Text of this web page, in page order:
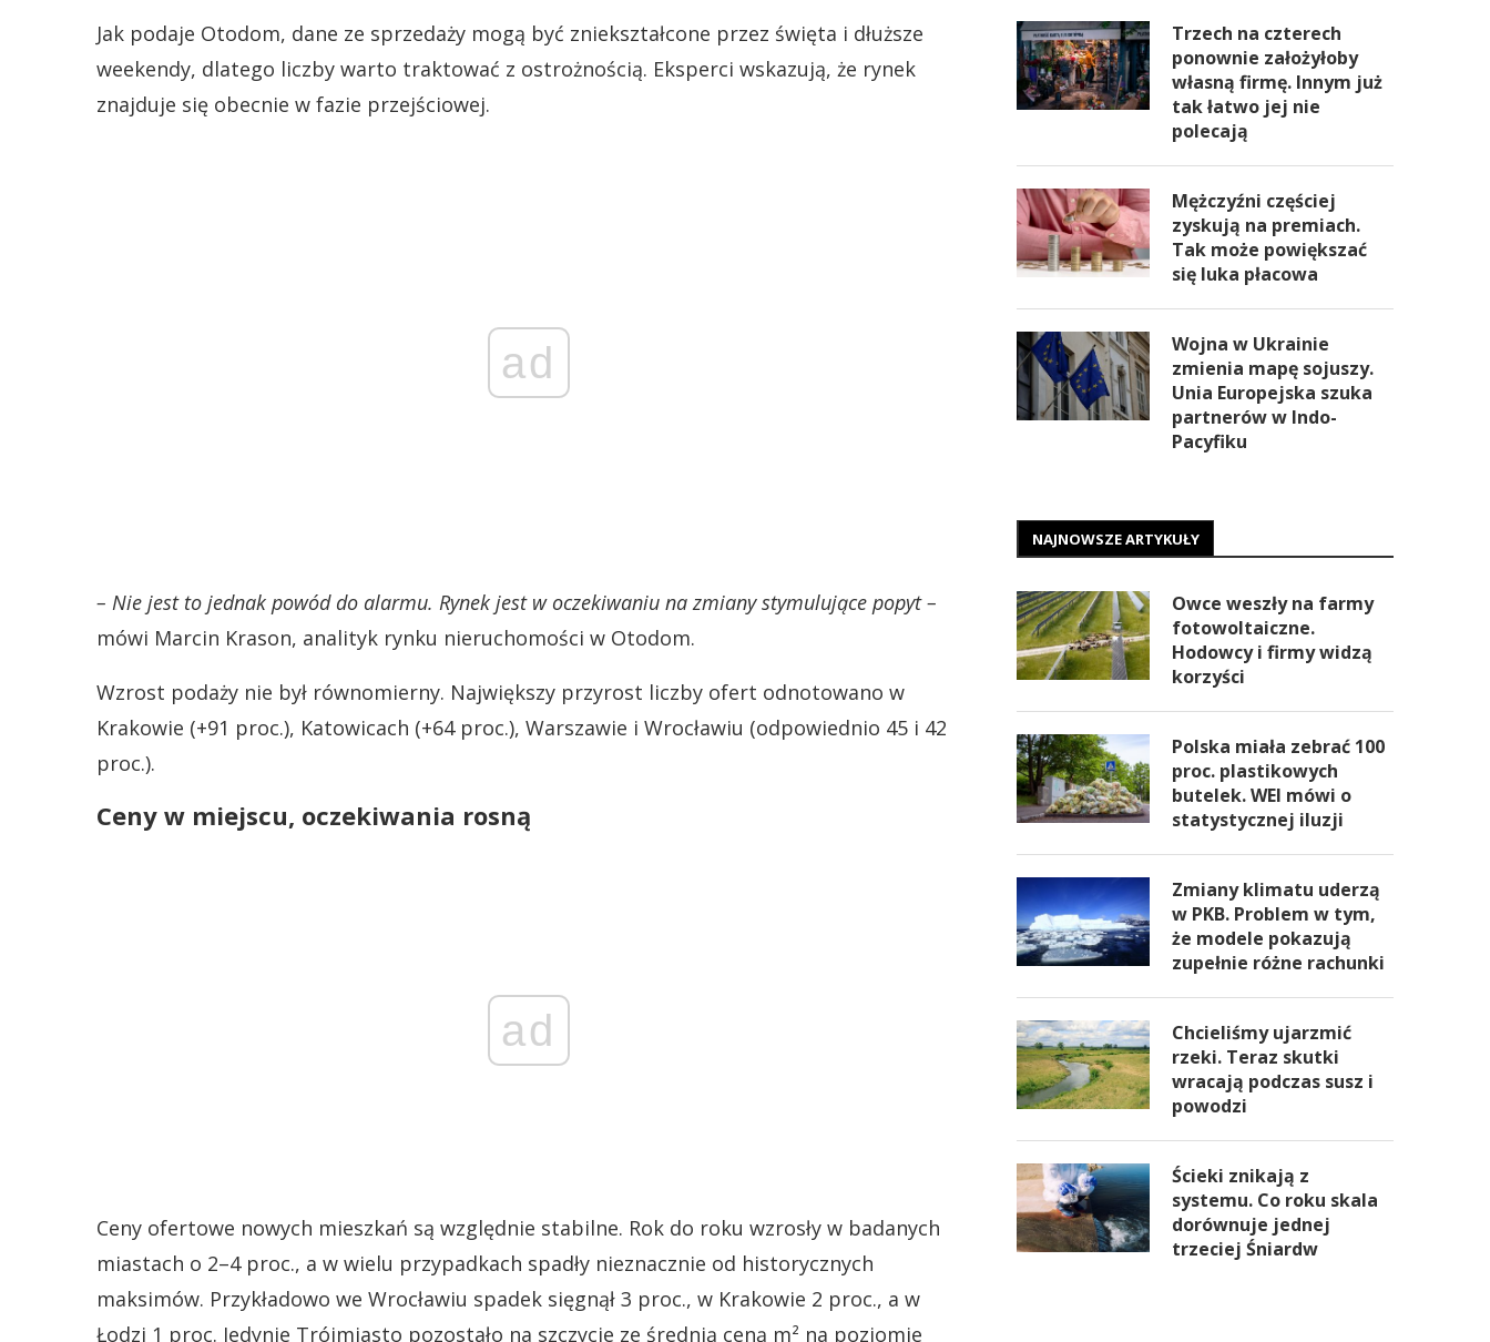
Jak podaje Otodom, dane ze sprzedaży mogą być zniekształcone przez święta i dłuższe
weekendy, dlatego liczby warto traktować z ostrożnością. Eksperci wskazują, że rynek
znajduje się obecnie w fazie przejściowej.
ad
– Nie jest to jednak powód do alarmu. Rynek jest w oczekiwaniu na zmiany stymulujące popyt –
mówi Marcin Krason, analityk rynku nieruchomości w Otodom.
Wzrost podaży nie był równomierny. Największy przyrost liczby ofert odnotowano w
Krakowie (+91 proc.), Katowicach (+64 proc.), Warszawie i Wrocławiu (odpowiednio 45 i 42
proc.).
Ceny w miejscu, oczekiwania rosną
ad
Ceny ofertowe nowych mieszkań są względnie stabilne. Rok do roku wzrosły w badanych
miastach o 2–4 proc., a w wielu przypadkach spadły nieznacznie od historycznych
maksimów. Przykładowo we Wrocławiu spadek sięgnął 3 proc., w Krakowie 2 proc., a w
Łodzi 1 proc. Jedynie Trójmiasto pozostało na szczycie ze średnią ceną m² na poziomie
Trzech na czterech
ponownie założyłoby
własną firmę. Innym już
tak łatwo jej nie
polecają
Mężczyźni częściej
zyskują na premiach.
Tak może powiększać
się luka płacowa
Wojna w Ukrainie
zmienia mapę sojuszy.
Unia Europejska szuka
partnerów w Indo-
Pacyfiku
NAJNOWSZE ARTYKUŁY
Owce weszły na farmy
fotowoltaiczne.
Hodowcy i firmy widzą
korzyści
Polska miała zebrać 100
proc. plastikowych
butelek. WEI mówi o
statystycznej iluzji
Zmiany klimatu uderzą
w PKB. Problem w tym,
że modele pokazują
zupełnie różne rachunki
Chcieliśmy ujarzmić
rzeki. Teraz skutki
wracają podczas susz i
powodzi
Ścieki znikają z
systemu. Co roku skala
dorównuje jednej
trzeciej Śniardw